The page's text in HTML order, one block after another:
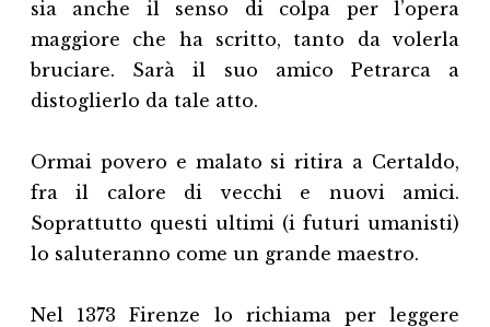
sia anche il senso di colpa per l’opera
maggiore che ha scritto, tanto da volerla
bruciare. Sarà il suo amico Petrarca a
distoglierlo da tale atto.
Ormai povero e malato si ritira a Certaldo,
fra il calore di vecchi e nuovi amici.
Soprattutto questi ultimi (i futuri umanisti)
lo saluteranno come un grande maestro.
Nel 1373 Firenze lo richiama per leggere